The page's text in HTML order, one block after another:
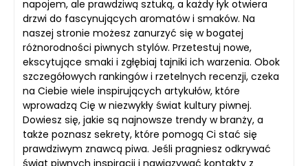
napojem, ale prawdziwą sztuką, a każdy łyk otwiera
drzwi do fascynujących aromatów i smaków. Na
naszej stronie możesz zanurzyć się w bogatej
różnorodności piwnych stylów. Przetestuj nowe,
ekscytujące smaki i zgłębiaj tajniki ich warzenia. Obok
szczegółowych rankingów i rzetelnych recenzji, czeka
na Ciebie wiele inspirujących artykułów, które
wprowadzą Cię w niezwykły świat kultury piwnej.
Dowiesz się, jakie są najnowsze trendy w branży, a
także poznasz sekrety, które pomogą Ci stać się
prawdziwym znawcą piwa. Jeśli pragniesz odkrywać
świat piwnych inspiracji i nawiązywać kontakty z